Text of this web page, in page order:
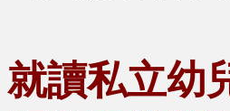
就讀私立幼